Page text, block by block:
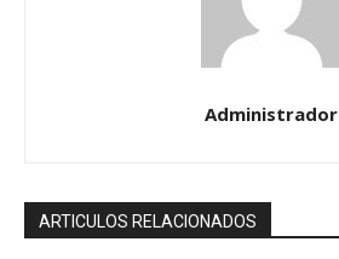
Administrador
ARTICULOS RELACIONADOS